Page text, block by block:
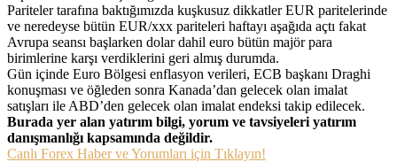
Pariteler tarafına baktığımızda kuşkusuz dikkatler EUR paritelerinde
ve neredeyse bütün EUR/xxx pariteleri haftayı aşağıda açtı fakat
Avrupa seansı başlarken dolar dahil euro bütün majör para
birimlerine karşı verdiklerini geri almış durumda.
Gün içinde Euro Bölgesi enflasyon verileri, ECB başkanı Draghi
konuşması ve öğleden sonra Kanada’dan gelecek olan imalat
satışları ile ABD’den gelecek olan imalat endeksi takip edilecek.
Burada yer alan yatırım bilgi, yorum ve tavsiyeleri yatırım
danışmanlığı kapsamında değildir.
Canlı Forex Haber ve Yorumları için Tıklayın!